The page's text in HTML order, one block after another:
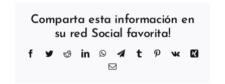
Comparta esta información en
su red Social favorita!
Facebook
TwitterRedditLinkedInWhatsApp
TelegramTumblr Pinterest
Vk
Xing
Email